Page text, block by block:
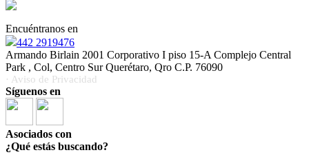
Encuéntranos en
442 2919476
Armando Birlain 2001 Corporativo I piso 15-A Complejo Central
Park , Col, Centro Sur Querétaro, Qro C.P. 76090
· Aviso de Privacidad
Síguenos en
Asociados con
¿Qué estás buscando?